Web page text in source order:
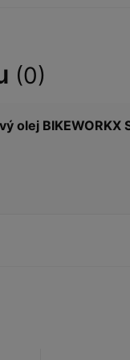
(0)
olej BIKEWORKX